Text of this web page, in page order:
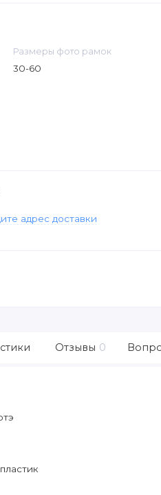
Размеры фото рамок
30-60
адрес доставки
Отзывы 0